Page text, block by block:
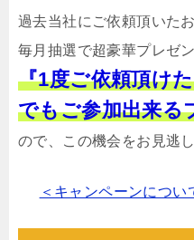
過去当社にご依頼頂いた
毎月抽選で超豪華プレゼ
『1度ご依頼頂け
でもご参加出来る
ので、この機会をお見逃し
＜キャンペーンについ